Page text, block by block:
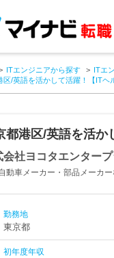
ITエンジニアから探す ITエ
区/英語を活かして活躍！【IT
都港区/英語を活
会社ヨコタエンター
動車メーカー・部品メーカー
勤務地
東京都
初年度年収